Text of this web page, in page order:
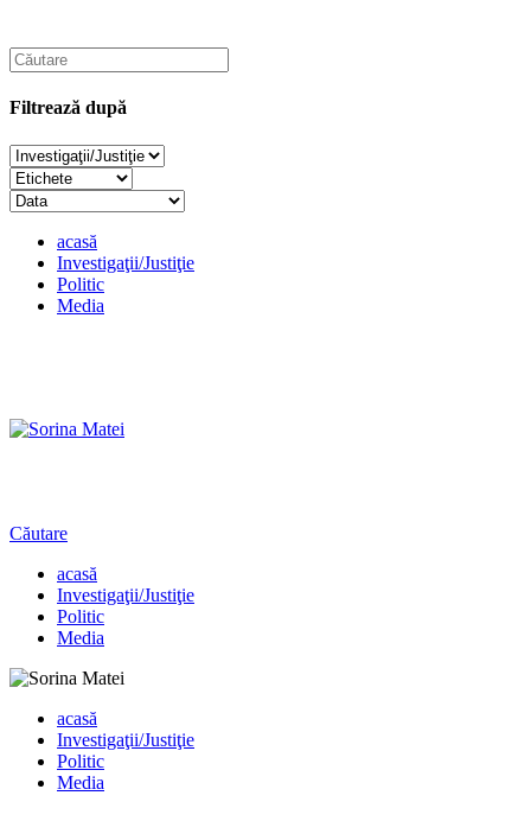
Filtrează după
acasă
Investigaţii/Justiţie
Politic
Media
Căutare
acasă
Investigaţii/Justiţie
Politic
Media
acasă
Investigaţii/Justiţie
Politic
Media